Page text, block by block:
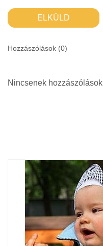
ELKÜLD
Hozzászólások (0)
Nincsenek hozzászólások